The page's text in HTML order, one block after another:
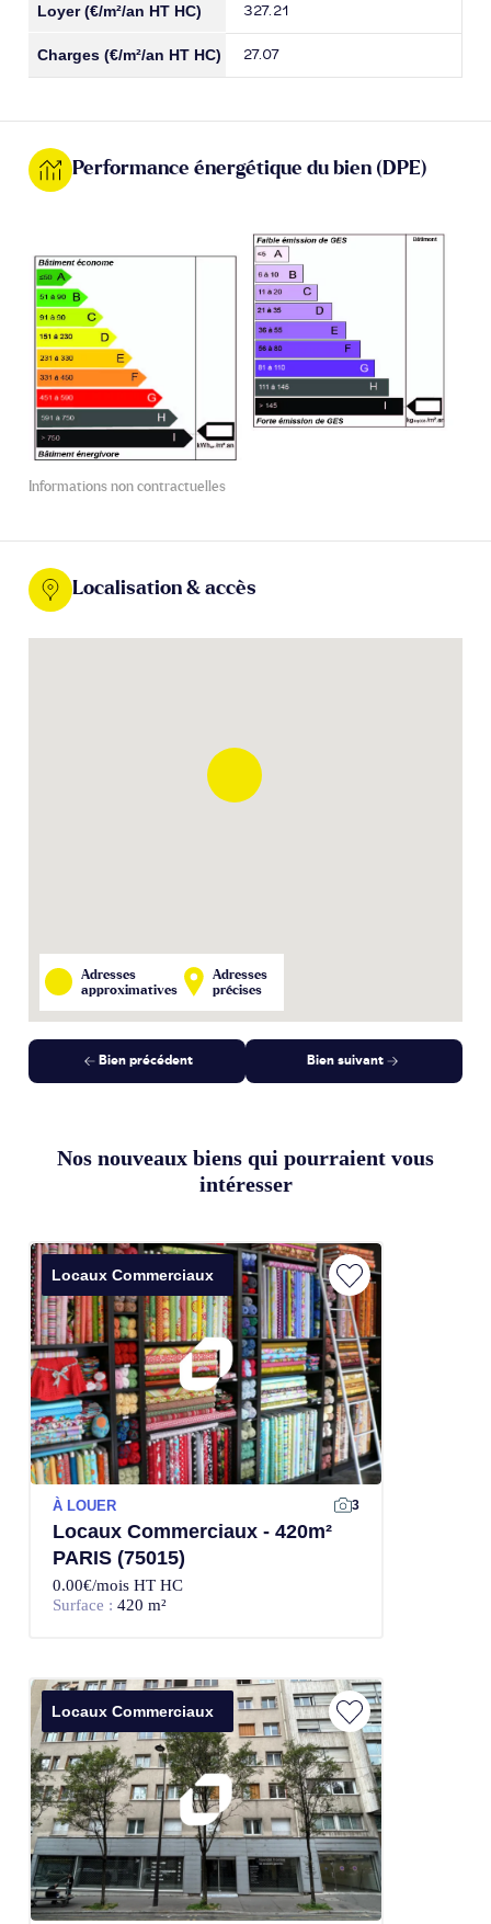
327.21
27.07
Performance énergétique du bien (DPE)
Informations non contractuelles
Localisation & accès
Adresses
approximatives
Adresses
précises
Bien précédent Bien suivant
Nos nouveaux biens qui pourraient vous
intéresser
Locaux Commerciaux
À LOUER 3
Locaux Commerciaux - 420m²
PARIS (75015)
0.00€/mois HT HC
Surface : 420 m²
Locaux Commerciaux